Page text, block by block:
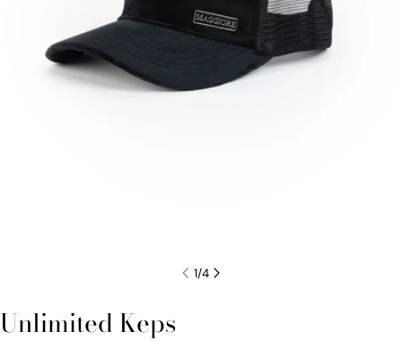
1/4
Unlimited Keps